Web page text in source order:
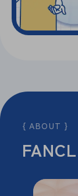
ABOUT
FANCL